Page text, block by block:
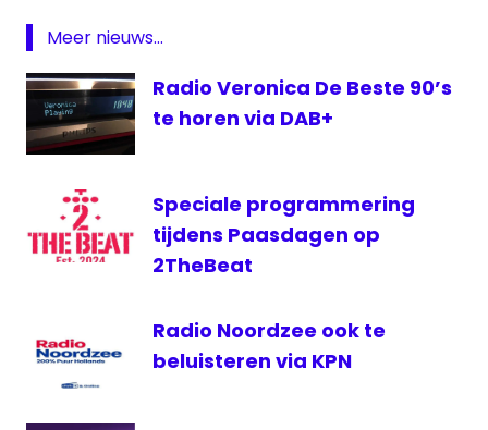
Gelre
FM
lokale
NLPO
OLON
Meer nieuws...
Radio Veronica De Beste 90’s
te horen via DAB+
Speciale programmering
tijdens Paasdagen op
2TheBeat
Radio Noordzee ook te
beluisteren via KPN